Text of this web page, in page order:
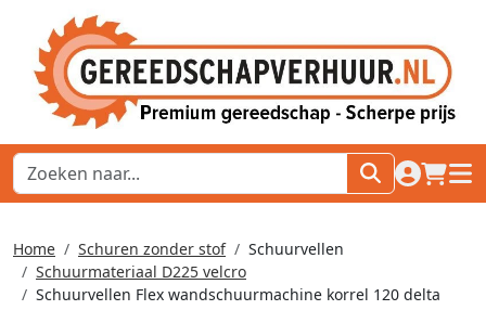
naar
Home Schuren zonder stof
Schuurvellen
Schuurmateriaal D225 velcro
Schuurvellen Flex wandschuurmachine korrel 120 delta